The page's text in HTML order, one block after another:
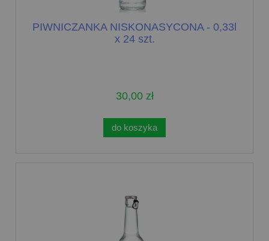
PIWNICZANKA NISKONASYCONA - 0,33l
x 24 szt.
30,00 zł
do koszyka